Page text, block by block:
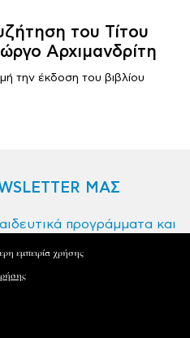
του Τίτου
Αρχιμανδρίτη
την έκδοση του βιβλίου
ΜΑΣ
προγράμματα και
εμπειρία χρήσης